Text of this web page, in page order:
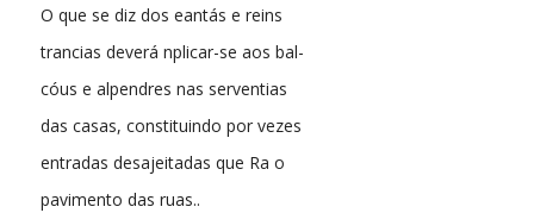
O que se diz dos eantás e reins
trancias deverá nplicar-se aos bal-
cóus e alpendres nas serventias
das casas, constituindo por vezes
entradas desajeitadas que Ra o
pavimento das ruas..